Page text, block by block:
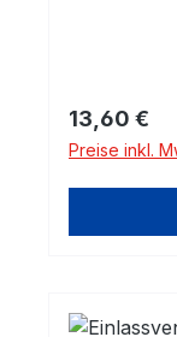
Regulärer
13,60 €
Preise inkl.